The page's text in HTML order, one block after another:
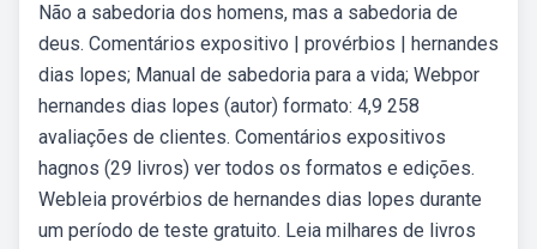
Não a sabedoria dos homens, mas a sabedoria de
deus. Comentários expositivo | provérbios | hernandes
dias lopes; Manual de sabedoria para a vida; Webpor
hernandes dias lopes (autor) formato: 4,9 258
avaliações de clientes. Comentários expositivos
hagnos (29 livros) ver todos os formatos e edições.
Webleia provérbios de hernandes dias lopes durante
um período de teste gratuito. Leia milhares de livros